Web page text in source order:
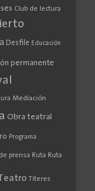
Club de lectura
Desfile Educación
permanente
Mediación
Obra teatral
Programa
prensa Ruta Ruta
Teatro Títeres